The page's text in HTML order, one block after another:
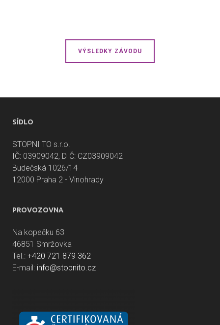
VÝSLEDKY ZÁVODU
SÍDLO
STOPNI TO s.r.o.
IČ: 03909042, DIČ: CZ03909042
Budečská 1026/14
12000 Praha 2 - Vinohrady
PROVOZOVNA
Na kopečku 63
46851 Smržovka
Tel.: +420 721 879 362
E-mail: info@stopnito.cz